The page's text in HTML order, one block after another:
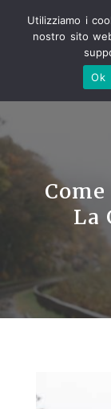
La
Utilizziamo i
nostro sito
Ok